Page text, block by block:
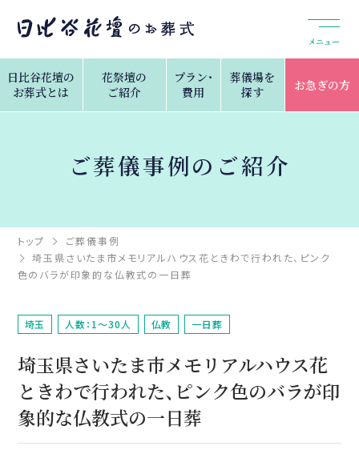
メニュー
日比谷花壇の
お葬式とは
花祭壇の
ご紹介
プラン・
費用
葬儀場を
探す
お急ぎの方
ご葬儀事例のご紹介
トップ
ご葬儀事例
埼玉県さいたま市メモリアルハウス花ときわで行われた、ピンク
色のバラが印象的な仏教式の一日葬
埼玉 人数：1～30人 仏教 一日葬
埼玉県さいたま市メモリアルハウス花
ときわで行われた、ピンク色のバラが印
象的な仏教式の一日葬